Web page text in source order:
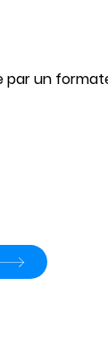
par un